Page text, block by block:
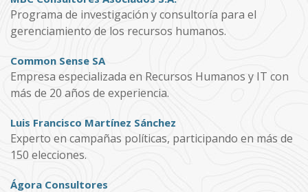
Programa de investigación y consultoría para el
gerenciamiento de los recursos humanos.
Common Sense SA
Empresa especializada en Recursos Humanos y IT con
más de 20 años de experiencia.
Luis Francisco Martínez Sánchez
Experto en campañas políticas, participando en más de
150 elecciones.
Ágora Consultores